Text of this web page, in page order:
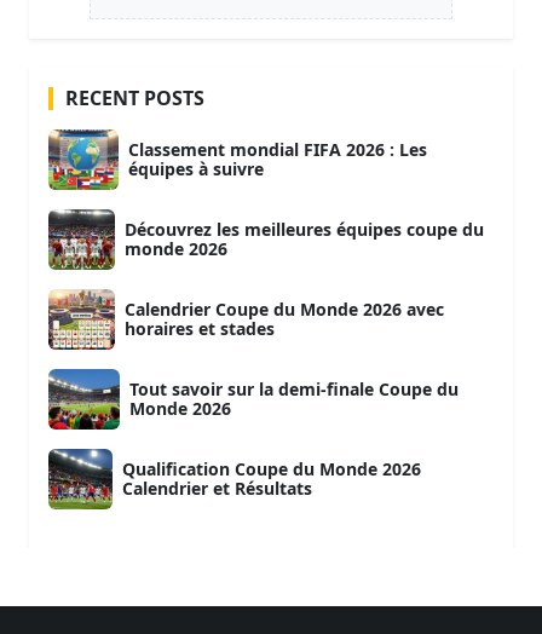
RECENT POSTS
Classement mondial FIFA 2026 : Les
équipes à suivre
Découvrez les meilleures équipes coupe du
monde 2026
Calendrier Coupe du Monde 2026 avec
horaires et stades
Tout savoir sur la demi-finale Coupe du
Monde 2026
Qualification Coupe du Monde 2026
Calendrier et Résultats